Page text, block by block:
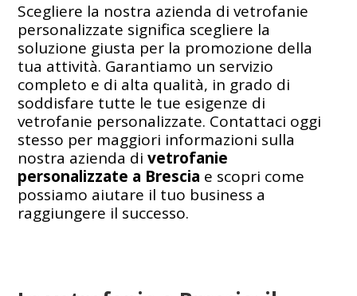
Scegliere la nostra azienda di vetrofanie
personalizzate significa scegliere la
soluzione giusta per la promozione della
tua attività. Garantiamo un servizio
completo e di alta qualità, in grado di
soddisfare tutte le tue esigenze di
vetrofanie personalizzate. Contattaci oggi
stesso per maggiori informazioni sulla
nostra azienda divetrofanie
personalizzate a Brescia e scopri come
possiamo aiutare il tuo business a
raggiungere il successo.